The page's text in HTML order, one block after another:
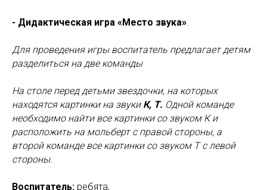
- Дидактическая игра «Место звука».
Для проведения игры воспитатель предлагает детям
разделиться на две команды
На столе перед детьми звездочки, на которых
находятся картинки на звуки К, Т. Одной команде
необходимо найти все картинки со звуком К и
расположить на мольберт с правой стороны, а
второй команде все картинки со звуком Т с левой
стороны.
Воспитатель: ребята,